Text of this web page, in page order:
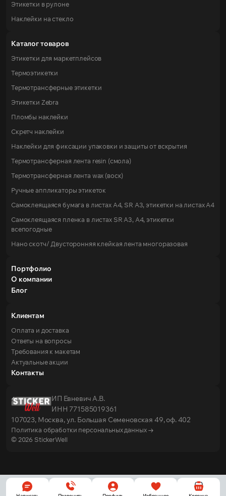
ИП Евневич А.В.
ИНН 771585019361
107023, Москва, ул. Большая Семеновская 49, оф. 402
Политика обработки персональных данных →
© 2026 StickerWell
Этикетки в рулоне
Наклейки на стекло
Каталог товаров
Этикетки для маркетплейсов
Термоэтикетки
Термотрансферные этикетки
Этикетки Zebra
Пломбы наклейки
Скретч наклейки
Наклейки для фиксации упаковки и защиты от вскрытия
Термотрансферная лента resin (смола)
Термотрансферная лента wax (воск)
Ручные аппликаторы этикеток
Самоклеящаяся бумага в листах А4, SR А3, этикетки на листах A4
Самоклеящаяся пленка в листах SR А3, А4, этикетки
всепогодные
Нано скотч/ Двусторонняя клейкая лента многоразовая
Портфолио
О компании
Блог
Клиентам
Оплата и доставка
Ответы на вопросы
Требования к макетам
Актуальные акции
Контакты